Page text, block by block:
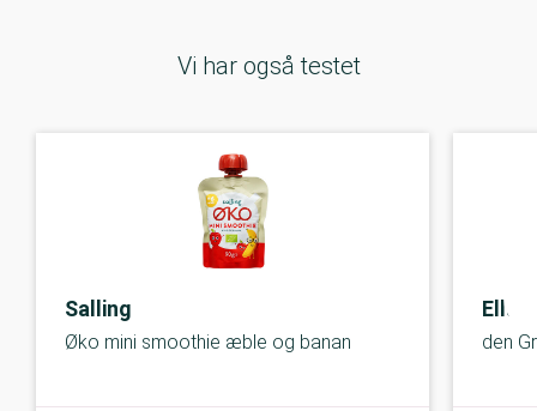
Vi har også testet
Salling
Øko mini smoothie æble og banan den